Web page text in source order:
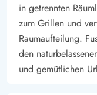
in getrennten
zum Grillen und
Raumaufteilung.
den
und gemütlichen